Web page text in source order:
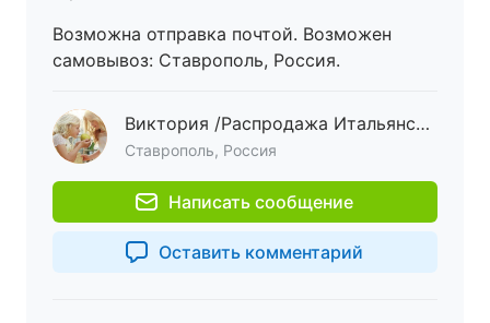
Возможна отправка почтой. Возможен
самовывоз: Ставрополь, Россия.
Виктория /Распродажа Итальянской обуви!!!/
Ставрополь, Россия
Написать сообщение
Оставить комментарий